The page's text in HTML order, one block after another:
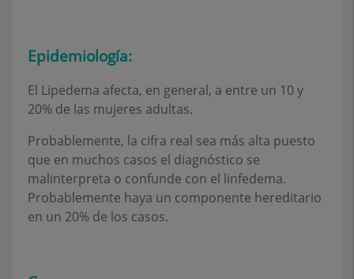
Epidemiología:
El Lipedema afecta, en general, a entre un 10 y
20% de las mujeres adultas.
Probablemente, la cifra real sea más alta puesto
que en muchos casos el diagnóstico se
malinterpreta o confunde con el linfedema.
Probablemente haya un componente hereditario
en un 20% de los casos.